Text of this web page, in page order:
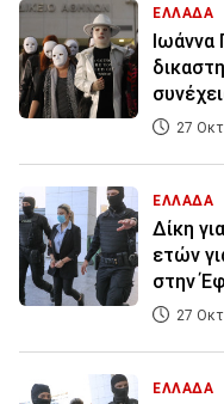
ΕΛΛΑΔΑ
27
ΕΛΛΑΔΑ
Δίκη
ετών
στην
27
ΕΛΛΑΔΑ